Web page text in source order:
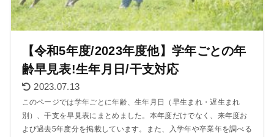
【令和5年度/2023年度他】学年ごとの年
齢早見表!生年月日/干支対応
2023.07.13
このページでは学年ごとに年齢、生年月日（早生まれ・遅生まれ
別）、干支を早見表にまとめました。本年度だけでなく、来年度お
よび過去5年度分を掲載しています。また、入学年や卒業年を調べる